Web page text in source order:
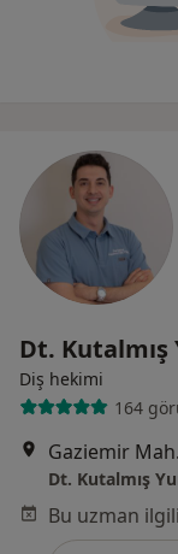
Dt.
Diş hekimi
164
Dt. Kutalmış